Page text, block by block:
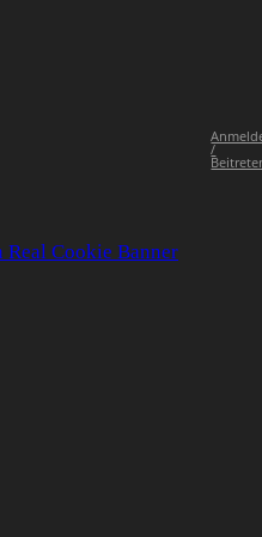
/
Real Cookie Banner